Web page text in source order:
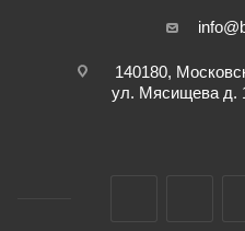
140180,
ул. Мясищева д.